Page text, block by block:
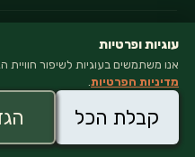
© 2026 VEGANATI · כל הזכויות שמורות
עוגיות ופרטיות
אנו משתמשים בעוגיות לשיפור
מדיניות הפרטיות.
קבלת הכל